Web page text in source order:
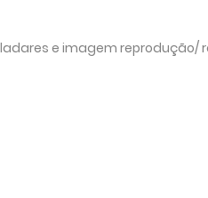
e imagem reprodução/